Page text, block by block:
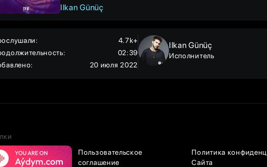
Ilkan Günüç
:
4.7k+
:
02:39
: 20 июля 2022
Ilkan Günüç
Исполнитель
Пользовательское
соглашение
Политика
Сайта